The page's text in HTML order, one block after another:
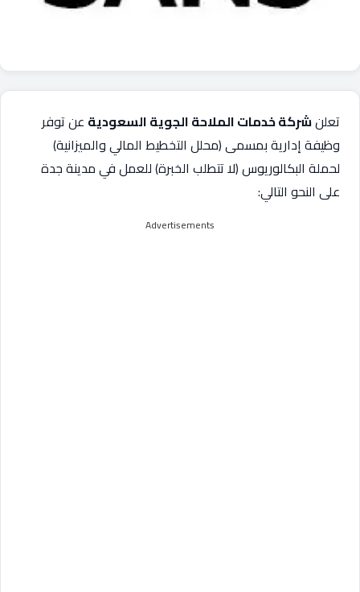
تعلنشركة خدمات الملاحة الجوية السعودية عن توفر
وظيفة إدارية بمسمى (محلل التخطيط المالي والميزانية)
لحملة البكالوريوس (لا تتطلب الخبرة) للعمل في مدينة جدة
على النحو التالي:
Advertisements